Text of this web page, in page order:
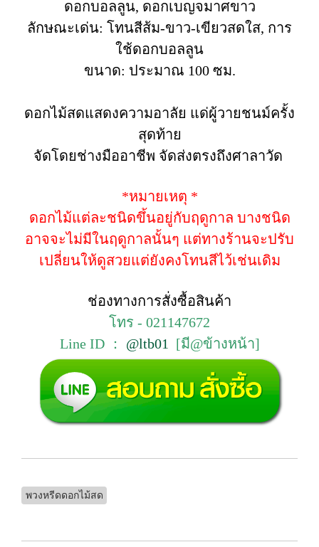
ดอกบอลลูน, ดอกเบญจมาศขาว
ลักษณะเด่น: โทนสีส้ม-ขาว-เขียวสดใส, การ
ใช้ดอกบอลลูน
ขนาด: ประมาณ 100 ซม.
ดอกไม้สดแสดงความอาลัย แด่ผู้วายชนม์ครั้ง
สุดท้าย
จัดโดยช่างมืออาชีพ จัดส่งตรงถึงศาลาวัด
*หมายเหตุ *
ดอกไม้แต่ละชนิดขึ้นอยู่กับฤดูกาล บางชนิด
อาจจะไม่มีในฤดูกาลนั้นๆ แต่ทางร้านจะปรับ
เปลี่ยนให้ดูสวยแต่ยังคงโทนสีไว้เช่นเดิม
ช่องทางการสั่งซื้อสินค้า
โทร - 021147672
Line ID ： @ltb01 [มี@ข้างหน้า]
พวงหรีดดอกไม้สด